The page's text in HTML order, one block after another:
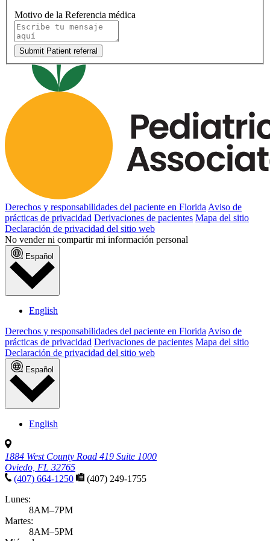
Motivo de la Referencia médica
Submit Patient referral
Derechos y responsabilidades del paciente en Florida Aviso de
prácticas de privacidad Derivaciones de pacientes Mapa del sitio
Declaración de privacidad del sitio web
No vender ni compartir mi información personal
Español
English
Derechos y responsabilidades del paciente en Florida Aviso de
prácticas de privacidad Derivaciones de pacientes Mapa del sitio
Declaración de privacidad del sitio web
Español
English
1884 West County Road 419 Suite 1000
Oviedo, FL 32765
(407) 664-1250
(407) 249-1755
Lunes:
8AM–7PM
Martes:
8AM–5PM